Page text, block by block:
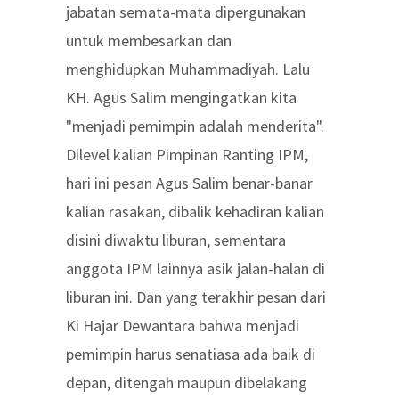
jabatan semata-mata dipergunakan
untuk membesarkan dan
menghidupkan Muhammadiyah. Lalu
KH. Agus Salim mengingatkan kita
"menjadi pemimpin adalah menderita".
Dilevel kalian Pimpinan Ranting IPM,
hari ini pesan Agus Salim benar-banar
kalian rasakan, dibalik kehadiran kalian
disini diwaktu liburan, sementara
anggota IPM lainnya asik jalan-halan di
liburan ini. Dan yang terakhir pesan dari
Ki Hajar Dewantara bahwa menjadi
pemimpin harus senatiasa ada baik di
depan, ditengah maupun dibelakang